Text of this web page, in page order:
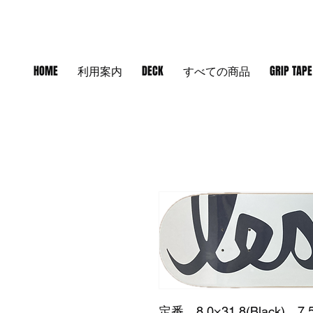
HOME 利用案内 DECK すべての商品 GRIP TAPE